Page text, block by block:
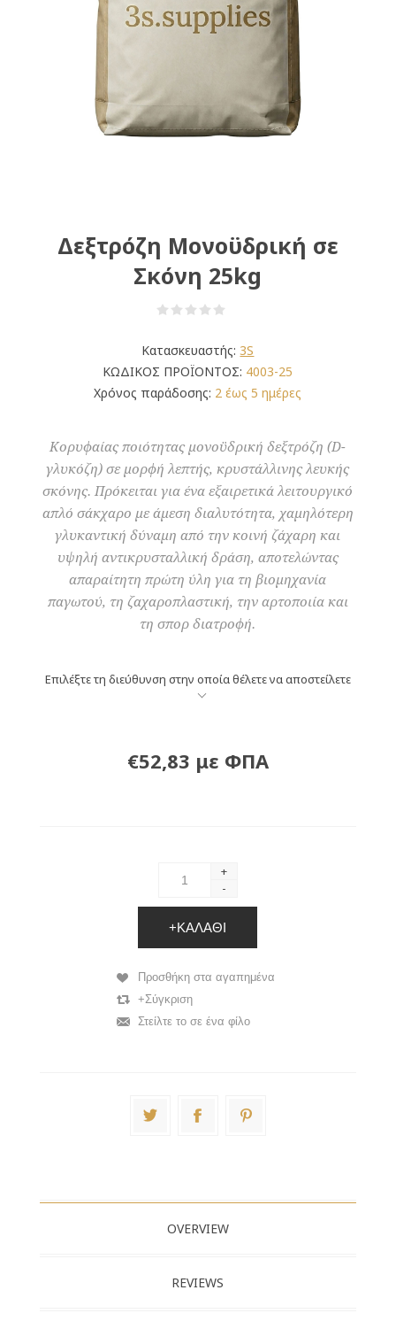
Δεξτρόζη Μονοϋδρική σε
Σκόνη 25kg
Κατασκευαστής: 3S
ΚΩΔΙΚΟΣ ΠΡΟΪΟΝΤΟΣ: 4003-25
Χρόνος παράδοσης: 2 έως 5 ημέρες
Κορυφαίας ποιότητας μονοϋδρική δεξτρόζη (D-
γλυκόζη) σε μορφή λεπτής, κρυστάλλινης λευκής
σκόνης. Πρόκειται για ένα εξαιρετικά λειτουργικό
απλό σάκχαρο με άμεση διαλυτότητα, χαμηλότερη
γλυκαντική δύναμη από την κοινή ζάχαρη και
υψηλή αντικρυσταλλική δράση, αποτελώντας
απαραίτητη πρώτη ύλη για τη βιομηχανία
παγωτού, τη ζαχαροπλαστική, την αρτοποιία και
τη σπορ διατροφή.
Επιλέξτε τη διεύθυνση στην οποία θέλετε να αποστείλετε
€52,83 με ΦΠΑ
+
-
+ΚΑΛΆΘΙ
Προσθήκη στα αγαπημένα
+Σύγκριση
Στείλτε το σε ένα φίλο
OVERVIEW
REVIEWS